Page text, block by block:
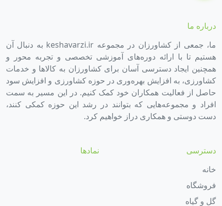
درباره ما
ما، جمعی از کشاورزان در مجموعه keshavarzi.ir به دنبال آن
هستیم تا با ارائه دوره‌های آموزشی تخصصی و تجربه محور و
همچنین ایجاد دسترسی آسان برای کشاورزان به کالاها و خدمات
کشاورزی، به افزایش بهره‌وری در حوزه کشاورزی و افزایش سود
حاصل از فعالیت همکاران خود کمک کنیم. در این مسیر به سمت
افراد و مجموعه‌هایی که بتوانند در رشد این حوزه کمکی کنند،
دست دوستی و همکاری دراز خواهیم کرد.
دسترسی
خانه
فروشگاه
گل و گیاه
نمادها